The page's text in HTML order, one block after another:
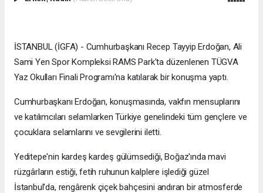
İSTANBUL (İGFA) - Cumhurbaşkanı Recep Tayyip Erdoğan, Ali
Sami Yen Spor Kompleksi RAMS Park'ta düzenlenen TÜGVA
Yaz Okulları Finali Programı'na katılarak bir konuşma yaptı.
Cumhurbaşkanı Erdoğan, konuşmasında, vakfın mensuplarını
ve katılımcıları selamlarken Türkiye genelindeki tüm gençlere ve
çocuklara selamlarını ve sevgilerini iletti.
Yeditepe'nin kardeş kardeş gülümsediği, Boğaz'ında mavi
rüzgârların estiği, fetih ruhunun kalplere işlediği güzel
İstanbul'da, rengârenk çiçek bahçesini andıran bir atmosferde